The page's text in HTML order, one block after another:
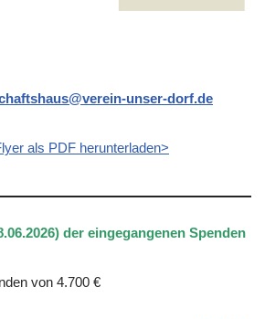
unser-dorf.de
als PDF herunterladen>
der eingegangenen Spenden
von 4.700 €